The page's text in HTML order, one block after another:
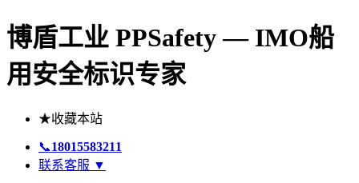
博盾工业 PPSafety — IMO船
用安全标识专家
★收藏本站
📞18015583211
联系客服 ▼